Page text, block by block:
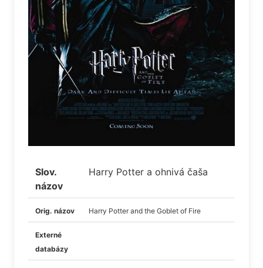
Slov.
názov
Harry Potter a ohnivá čaša
Orig. názov Harry Potter and the Goblet of Fire
Externé
databázy